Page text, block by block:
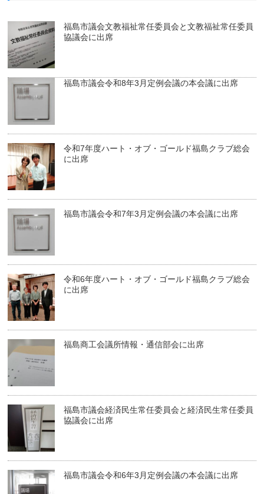
福島市議会文教福祉常任委員会と文教福祉常任委員
協議会に出席
福島市議会令和8年3月定例会議の本会議に出席
令和7年度ハート・オブ・ゴールド福島クラブ総会
に出席
福島市議会令和7年3月定例会議の本会議に出席
令和6年度ハート・オブ・ゴールド福島クラブ総会
に出席
福島商工会議所情報・通信部会に出席
福島市議会経済民生常任委員会と経済民生常任委員
協議会に出席
福島市議会令和6年3月定例会議の本会議に出席